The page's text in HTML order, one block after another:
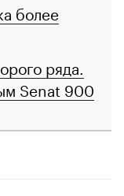
более
ряда.
Senat 900